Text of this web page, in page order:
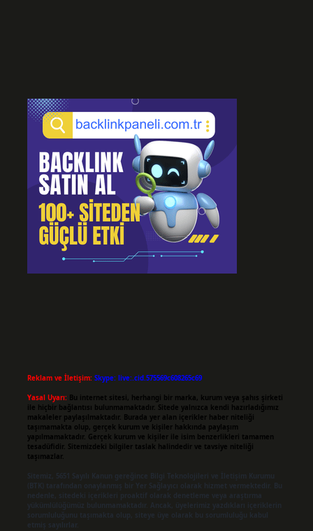
Reklam ve İletişim: Skype: live:.cid.575569c608265c69
Yasal Uyarı: Bu internet sitesi, herhangi bir marka, kurum veya şahıs şirketi
ile hiçbir bağlantısı bulunmamaktadır. Sitede yalnızca kendi hazırladığımız
makaleler paylaşılmaktadır. Burada yer alan içerikler haber niteliği
taşımamakta olup, gerçek kurum ve kişiler hakkında paylaşım
yapılmamaktadır. Gerçek kurum ve kişiler ile isim benzerlikleri tamamen
tesadüfidir. Sitemizdeki bilgiler taslak halindedir ve tavsiye niteliği
taşımazlar.
Sitemiz, 5651 Sayılı Kanun gereğince Bilgi Teknolojileri ve İletişim Kurumu
(BTK) tarafından onaylanmış bir Yer Sağlayıcı olarak hizmet vermektedir. Bu
nedenle, sitedeki içerikleri proaktif olarak denetleme veya araştırma
yükümlülüğümüz bulunmamaktadır. Ancak, üyelerimiz yazdıkları içeriklerin
sorumluluğunu taşımakta olup, siteye üye olarak bu sorumluluğu kabul
etmiş sayılırlar.